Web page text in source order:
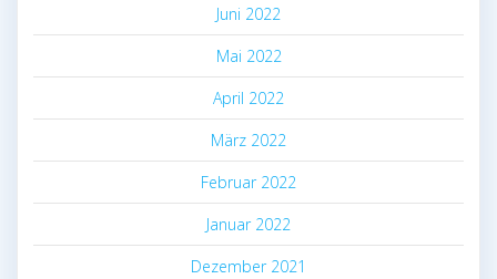
Juni 2022
Mai 2022
April 2022
März 2022
Februar 2022
Januar 2022
Dezember 2021